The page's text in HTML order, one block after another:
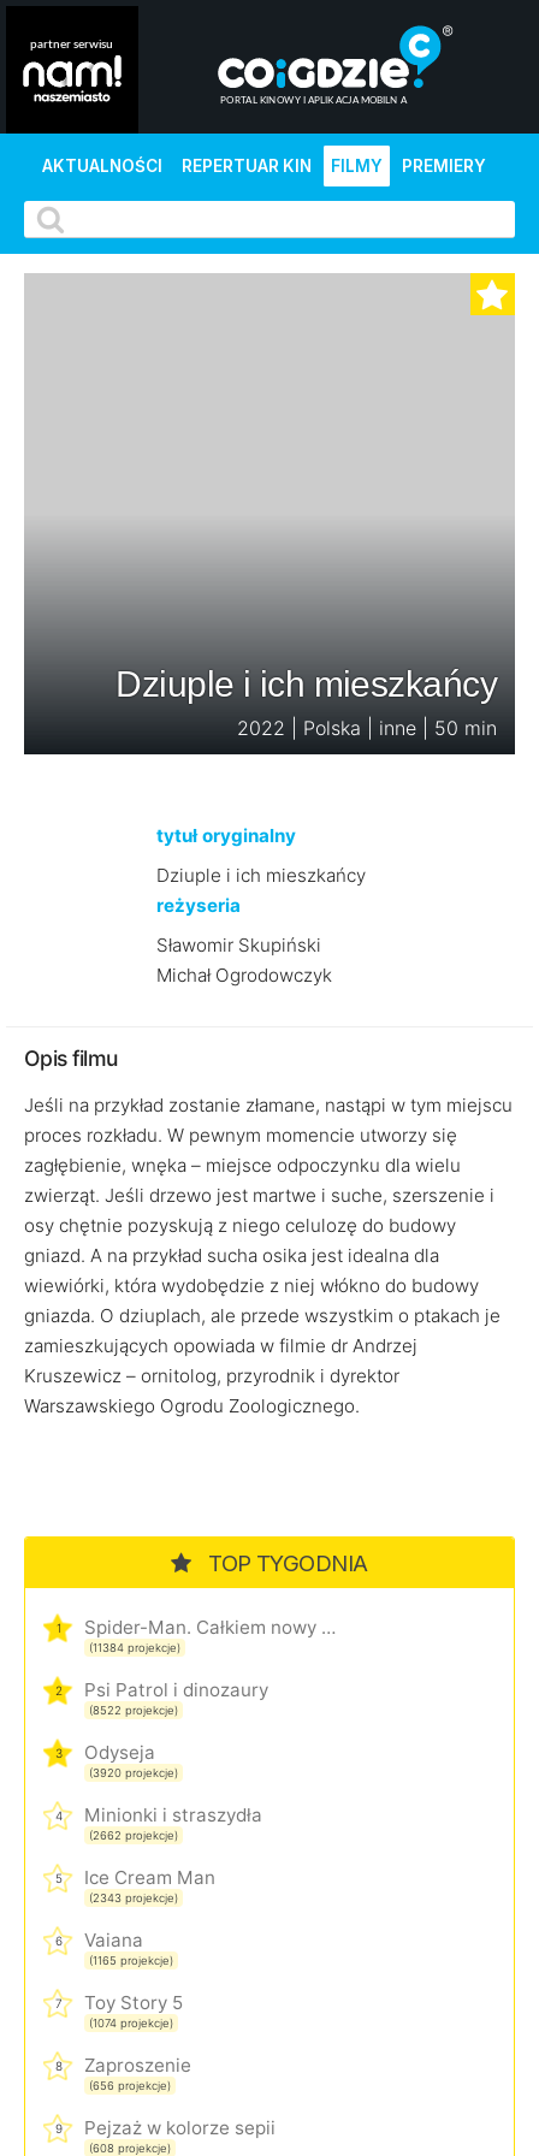
AKTUALNOŚCI REPERTUAR KIN FILMY PREMIERY
Dziuple i ich mieszkańcy
2022 | Polska | inne | 50 min
tytuł oryginalny
Dziuple i ich mieszkańcy
reżyseria
Sławomir Skupiński
Michał Ogrodowczyk
Opis filmu
Jeśli na przykład zostanie złamane, nastąpi w tym miejscu
proces rozkładu. W pewnym momencie utworzy się
zagłębienie, wnęka – miejsce odpoczynku dla wielu
zwierząt. Jeśli drzewo jest martwe i suche, szerszenie i
osy chętnie pozyskują z niego celulozę do budowy
gniazd. A na przykład sucha osika jest idealna dla
wiewiórki, która wydobędzie z niej włókno do budowy
gniazda. O dziuplach, ale przede wszystkim o ptakach je
zamieszkujących opowiada w filmie dr Andrzej
Kruszewicz – ornitolog, przyrodnik i dyrektor
Warszawskiego Ogrodu Zoologicznego.
TOP TYGODNIA
1 Spider-Man. Całkiem nowy dzień
(11384 projekcje)
2 Psi Patrol i dinozaury
(8522 projekcje)
3 Odyseja
(3920 projekcje)
4 Minionki i straszydła
(2662 projekcje)
5 Ice Cream Man
(2343 projekcje)
6 Vaiana
(1165 projekcje)
7 Toy Story 5
(1074 projekcje)
8 Zaproszenie
(656 projekcje)
9 Pejzaż w kolorze sepii
(608 projekcje)